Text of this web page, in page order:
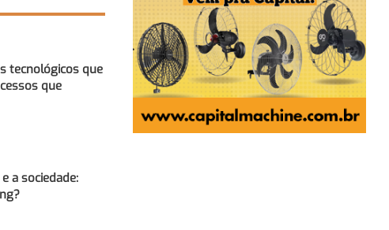
tecnológicos que
que
a sociedade: